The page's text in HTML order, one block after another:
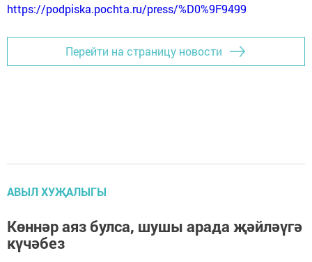
https://podpiska.pochta.ru/press/%D0%9F9499
Перейти на страницу новости
АВЫЛ ХУҖАЛЫГЫ
Көннәр аяз булса, шушы арада җәйләүгә
күчәбез